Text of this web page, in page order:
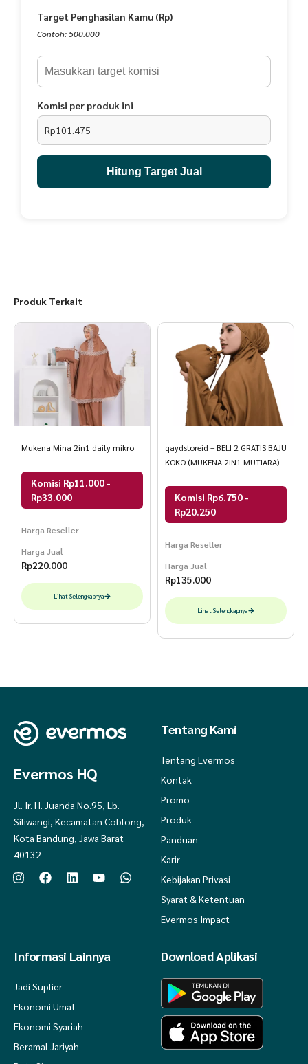
Target Penghasilan Kamu (Rp)
Contoh: 500.000
Komisi per produk ini
Rp101.475
Hitung Target Jual
Produk Terkait
Mukena Mina 2in1 daily mikro
Komisi Rp11.000 -
Rp33.000
Harga Reseller
Harga Jual
Rp220.000
Lihat Selengkapnya
qaydstoreid – BELI 2 GRATIS BAJU
KOKO (MUKENA 2IN1 MUTIARA)
Komisi Rp6.750 -
Rp20.250
Harga Reseller
Harga Jual
Rp135.000
Lihat Selengkapnya
Evermos HQ
Jl. Ir. H. Juanda No.95, Lb.
Siliwangi, Kecamatan Coblong,
Kota Bandung, Jawa Barat
40132
Tentang Kami
Tentang Evermos
Kontak
Promo
Produk
Panduan
Karir
Kebijakan Privasi
Syarat & Ketentuan
Evermos Impact
Informasi Lainnya
Jadi Suplier
Ekonomi Umat
Ekonomi Syariah
Beramal Jariyah
Download Aplikasi